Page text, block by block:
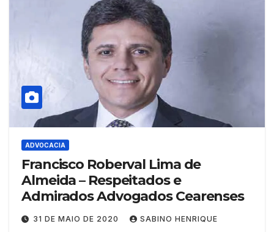
ADVOCACIA
Francisco Roberval Lima de
Almeida – Respeitados e
Admirados Advogados Cearenses
31 DE MAIO DE 2020 SABINO HENRIQUE